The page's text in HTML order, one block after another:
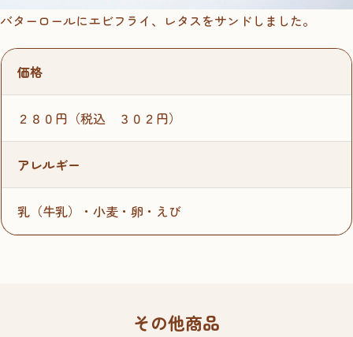
バターロールにエビフライ、レタスをサンドしました。
価格
２８０円（税込 ３０２円）
アレルギー
乳（牛乳）・小麦・卵・えび
その他商品